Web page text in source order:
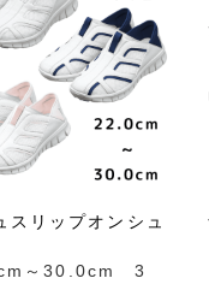
スリップオンシュ
～30.0cm 3